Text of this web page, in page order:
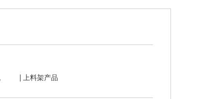
| 上料架产品